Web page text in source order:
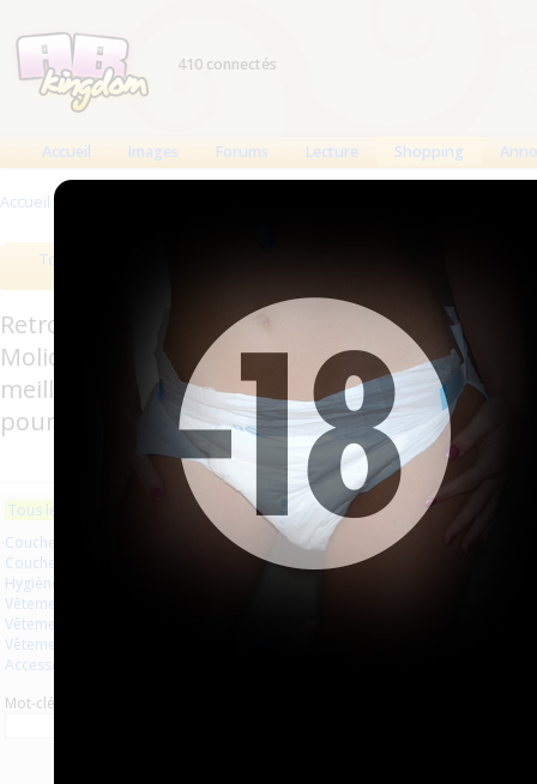
410 connectés
Accueil Images Forums Lecture Shopping
Accueil >
Tous les produits
Retrouverez sur cette page les meilleures
Molicare, Comficare, Confiance, Depend,
meilleurs produits aussi bien pour les
pour l'incontinence.
Tous les produits
Couches à usage unique
Couches lavables
Hygiène usage unique
Vêtements
Vêtements en plastique
Vêtements en latex
Accessoires
Mot-clé
Les plus récents Trier par nom